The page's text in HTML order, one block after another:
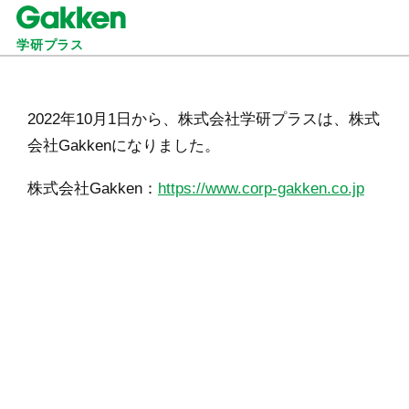
学研プラス
2022年10月1日から、株式会社学研プラスは、株式
会社Gakkenになりました。
株式会社Gakken： https://www.corp-gakken.co.jp